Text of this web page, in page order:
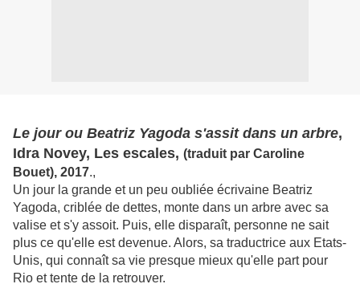
Le jour ou Beatriz Yagoda s'assit dans un arbre,
Idra Novey, Les escales, (traduit par Caroline
Bouet), 2017.,
Un jour la grande et un peu oubliée écrivaine Beatriz
Yagoda, criblée de dettes, monte dans un arbre avec sa
valise et s'y assoit. Puis, elle disparaît, personne ne sait
plus ce qu'elle est devenue. Alors, sa traductrice aux Etats-
Unis, qui connaît sa vie presque mieux qu'elle part pour
Rio et tente de la retrouver.